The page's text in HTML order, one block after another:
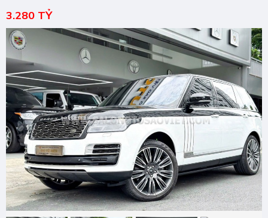
3.280 TỶ